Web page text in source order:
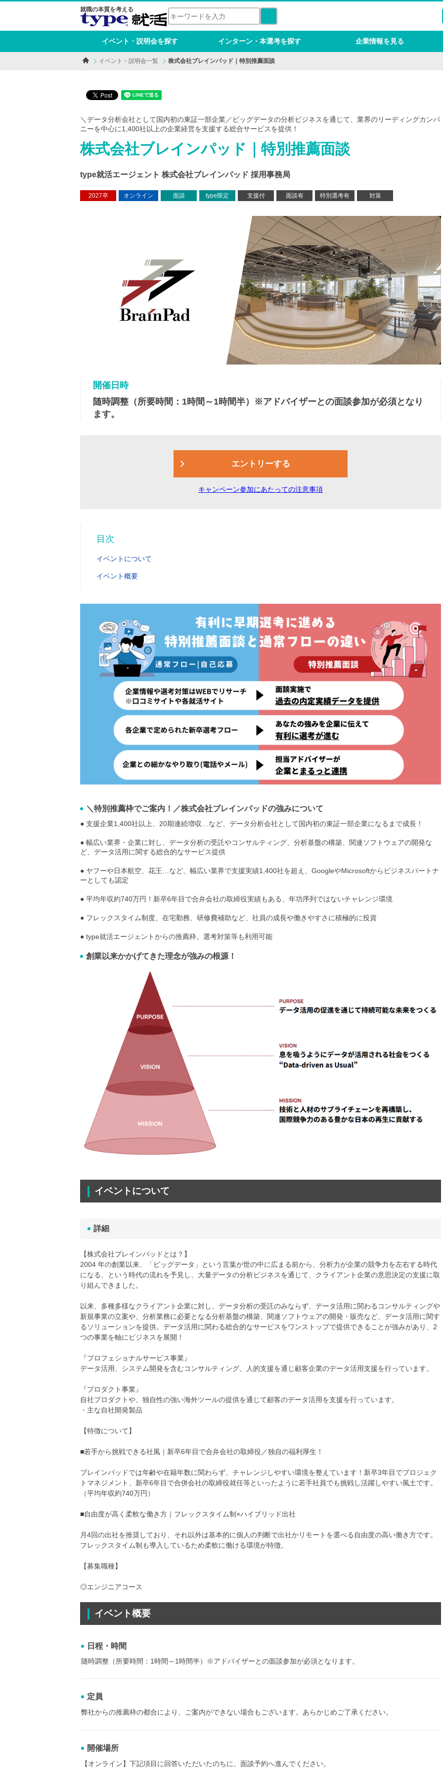
就職の本質を考える
イベント・説明会を探す インターン・本選考を探す 企業情報を見る
イベント・説明会一覧 株式会社ブレインパッド｜特別推薦面談
＼データ分析会社として国内初の東証一部企業／ビッグデータの分析ビジネスを通じて、業界のリーディングカンパ
ニーを中心に1,400社以上の企業経営を支援する総合サービスを提供！
株式会社ブレインパッド｜特別推薦面談
type就活エージェント 株式会社ブレインパッド 採用事務局
2027卒 オンライン 面談 type限定 支援付 面談有 特別選考有 対策
開催日時
随時調整（所要時間：1時間～1時間半）※アドバイザーとの面談参加が必須となり
ます。
エントリーする
キャンペーン参加にあたっての注意事項
目次
イベントについて
イベント概要
＼特別推薦枠でご案内！／株式会社ブレインパッドの強みについて
● 支援企業1,400社以上、20期連続増収…など、データ分析会社として国内初の東証一部企業になるまで成長！
● 幅広い業界・企業に対し、データ分析の受託やコンサルティング、分析基盤の構築、関連ソフトウェアの開発な
ど、データ活用に関する総合的なサービス提供
● ヤフーや日本航空、花王…など、幅広い業界で支援実績1,400社を超え、GoogleやMicrosoftからビジネスパートナ
ーとしても認定
● 平均年収約740万円！新卒6年目で合弁会社の取締役実績もある、年功序列ではないチャレンジ環境
● フレックスタイム制度、在宅勤務、研修費補助など、社員の成長や働きやすさに積極的に投資
● type就活エージェントからの推薦枠。選考対策等も利用可能
創業以来かかげてきた理念が強みの根源！
イベントについて
詳細
【株式会社ブレインパッドとは？】
2004 年の創業以来、「ビッグデータ」という言葉が世の中に広まる前から、分析力が企業の競争力を左右する時代
になる、という時代の流れを予見し、大量データの分析ビジネスを通じて、クライアント企業の意思決定の支援に取
り組んできました。
以来、多種多様なクライアント企業に対し、データ分析の受託のみならず、データ活用に関わるコンサルティングや
新規事業の立案や、分析業務に必要となる分析基盤の構築、関連ソフトウェアの開発・販売など、データ活用に関す
るソリューションを提供。データ活用に関わる総合的なサービスをワンストップで提供できることが強みがあり、2
つの事業を軸にビジネスを展開！
『プロフェショナルサービス事業』
データ活用、システム開発を含むコンサルティング、人的支援を通じ顧客企業のデータ活用支援を行っています。
『プロダクト事業』
自社プロダクトや、独自性の強い海外ツールの提供を通じて顧客のデータ活用を支援を行っています。
・主な自社開発製品
【特徴について】
■若手から挑戦できる社風｜新卒6年目で合弁会社の取締役／独自の福利厚生！
ブレインパッドでは年齢や在籍年数に関わらず、チャレンジしやすい環境を整えています！新卒3年目でプロジェク
トマネジメント、新卒6年目で合併会社の取締役就任等といったように若手社員でも挑戦し活躍しやすい風土です。
（平均年収約740万円）
■自由度が高く柔軟な働き方｜フレックスタイム制×ハイブリッド出社
月4回の出社を推奨しており、それ以外は基本的に個人の判断で出社かリモートを選べる自由度の高い働き方です。
フレックスタイム制も導入しているため柔軟に働ける環境が特徴。
【募集職種】
◎エンジニアコース
イベント概要
日程・時間
随時調整（所要時間：1時間～1時間半）※アドバイザーとの面談参加が必須となります。
定員
弊社からの推薦枠の都合により、ご案内ができない場合もございます。あらかじめご了承ください。
開催場所
【オンライン】下記項目に回答いただいたのちに、面談予約へ進んでください。